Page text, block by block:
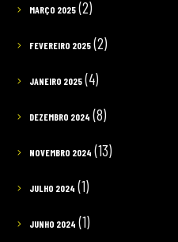
MARÇO 2025(2)
FEVEREIRO 2025(2)
JANEIRO 2025(4)
DEZEMBRO 2024 (8)
NOVEMBRO 2024 (13)
JULHO 2024 (1)
JUNHO 2024 (1)